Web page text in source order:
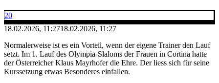
20
18.02.2026, 11:2718.02.2026, 11:27
Normalerweise ist es ein Vorteil, wenn der eigene Trainer den Lauf
setzt. Im 1. Lauf des Olympia-Slaloms der Frauen in Cortina hatte
der Österreicher Klaus Mayrhofer die Ehre. Der liess sich für seine
Kurssetzung etwas Besonderes einfallen.